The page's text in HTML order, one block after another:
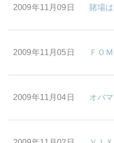
2009年11月09日 賭場
2009年11月05日 ＦＯ
2009年11月04日 オバ